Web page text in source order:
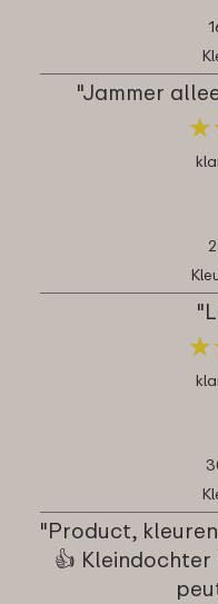
"Jammer
★
★
★
★
"Product,
👍